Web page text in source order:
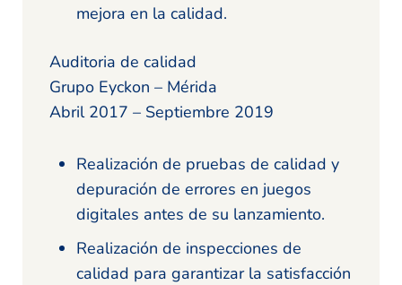
mejora en la calidad.
Auditoria de calidad
Grupo Eyckon – Mérida
Abril 2017 – Septiembre 2019
Realización de pruebas de calidad y
depuración de errores en juegos
digitales antes de su lanzamiento.
Realización de inspecciones de
calidad para garantizar la satisfacción